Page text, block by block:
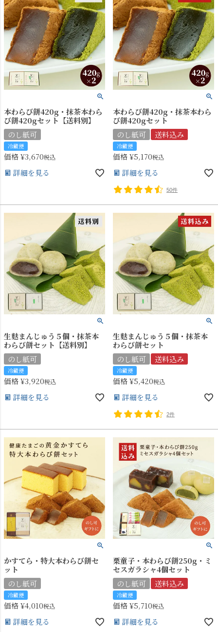
本わらび餅420g・抹茶本わら
び餅420gセット【送料別】
のし紙可
冷蔵便
価格¥3,670税込
詳細を見る
本わらび餅420g・抹茶本わら
び餅420gセット
のし紙可
送料込み
冷蔵便
価格¥5,170税込
詳細を見る
50件
生麩まんじゅう５個・抹茶本
わらび餅セット【送料別】
のし紙可
冷蔵便
価格¥3,920税込
詳細を見る
生麩まんじゅう５個・抹茶本
わらび餅セット
のし紙可
送料込み
冷蔵便
価格¥5,420税込
詳細を見る
2件
かすてら・特大本わらび餅セ
ット
のし紙可
冷蔵便
価格¥4,010税込
詳細を見る
栗童子・本わらび餅250g・ミ
セスガラシャ4個セット
のし紙可
送料込み
冷蔵便
価格¥5,710税込
詳細を見る